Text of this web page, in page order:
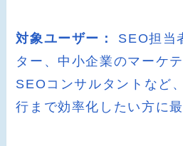
対象ユーザー：
SEO担当
ター、中小企業のマーケ
SEOコンサルタントなど
行まで効率化したい方に最